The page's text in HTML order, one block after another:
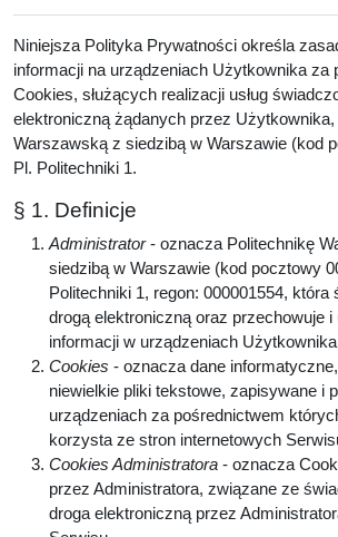
Niniejsza Polityka Prywatności określa
informacji na urządzeniach Użytkownika za
Cookies, służących realizacji usług
elektroniczną żądanych przez
Warszawską z siedzibą w Warszawie (kod
Pl. Politechniki 1.
§ 1. Definicje
Administrator- oznacza Politechnikę
siedzibą w Warszawie (kod pocztowy
Politechniki 1, regon: 000001554, która
drogą elektroniczną oraz przechowuje
informacji w urządzeniach
Cookies - oznacza dane
niewielkie pliki tekstowe, zapisywane i
urządzeniach za pośrednictwem
korzysta ze stron internetowych
Cookies Administratora - oznacza
przez Administratora, związane ze
droga elektroniczną przez